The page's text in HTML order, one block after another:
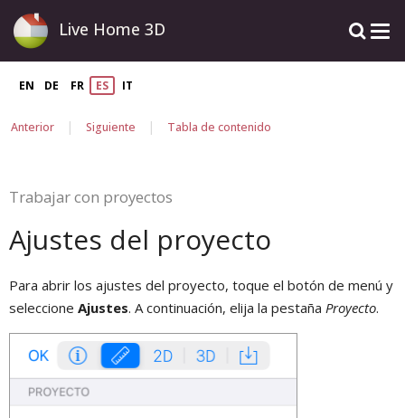
Live Home 3D
EN DE FR ES IT
Anterior | Siguiente | Tabla de contenido
Trabajar con proyectos
Ajustes del proyecto
Para abrir los ajustes del proyecto, toque el botón de menú y
seleccione Ajustes. A continuación, elija la pestaña Proyecto.